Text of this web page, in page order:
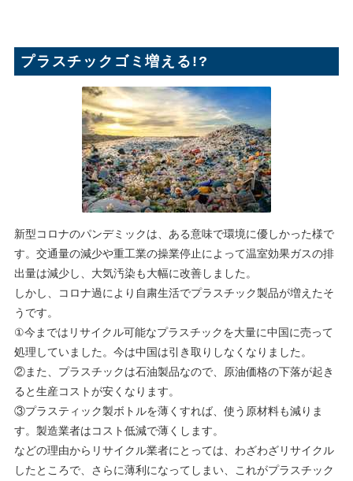
プラスチックゴミ増える!?
新型コロナのパンデミックは、ある意味で環境に優しかった様で
す。交通量の減少や重工業の操業停止によって温室効果ガスの排
出量は減少し、大気汚染も大幅に改善しました。
しかし、コロナ過により自粛生活でプラスチック製品が増えたそ
うです。
①今まではリサイクル可能なプラスチックを大量に中国に売って
処理していました。今は中国は引き取りしなくなりました。
②また、プラスチックは石油製品なので、原油価格の下落が起き
ると生産コストが安くなります。
③プラスティック製ボトルを薄くすれば、使う原材料も減りま
す。製造業者はコスト低減で薄くします。
などの理由からリサイクル業者にとっては、わざわざリサイクル
したところで、さらに薄利になってしまい、これがプラスチック